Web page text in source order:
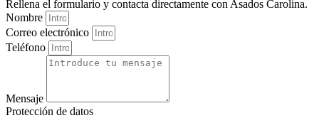
Rellena el formulario y contacta directamente con Asados Carolina.
Nombre
Correo electrónico
Teléfono
Mensaje
Protección de datos